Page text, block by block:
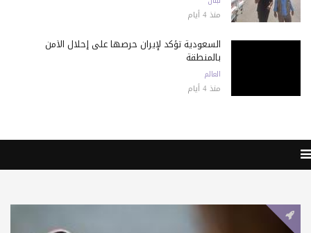
منذ 4 أيام
السعودية تؤكد لإيران حرصها على إحلال الأمن
بالمنطقة
العالم
منذ 4 أيام